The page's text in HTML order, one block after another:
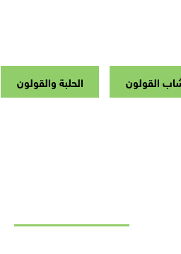
القولون الحلبة والقولون